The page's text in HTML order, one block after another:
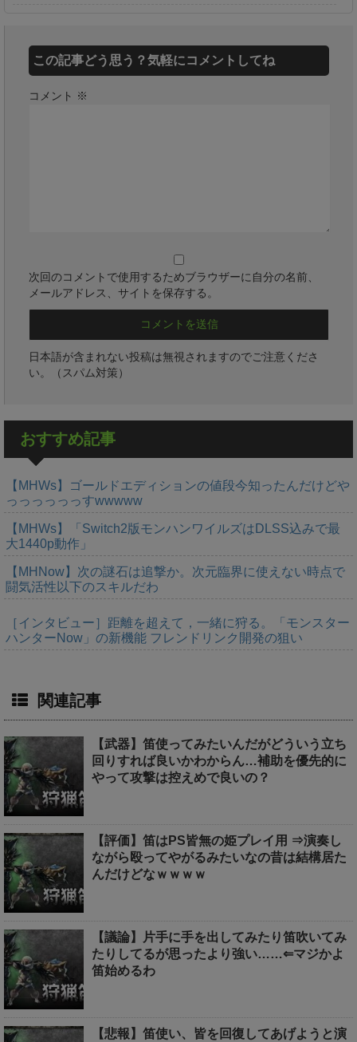
この記事どう思う？気軽にコメントしてね
コメント ※
次回のコメントで使用するためブラウザーに自分の名前、
メールアドレス、サイトを保存する。
日本語が含まれない投稿は無視されますのでご注意くださ
い。（スパム対策）
おすすめ記事
【MHWs】ゴールドエディションの値段今知ったんだけどや
っっっっっっすwwwww
【MHWs】「Switch2版モンハンワイルズはDLSS込みで最
大1440p動作」
【MHNow】次の謎石は追撃か。次元臨界に使えない時点で
闘気活性以下のスキルだわ
［インタビュー］距離を超えて，一緒に狩る。「モンスター
ハンターNow」の新機能 フレンドリンク開発の狙い
関連記事
【武器】笛使ってみたいんだがどういう立ち
回りすれば良いかわからん…補助を優先的に
やって攻撃は控えめで良いの？
【評価】笛はPS皆無の姫プレイ用 ⇒演奏し
ながら殴ってやがるみたいなの昔は結構居た
んだけどなｗｗｗｗ
【議論】片手に手を出してみたり笛吹いてみ
たりしてるが思ったより強い……⇐マジかよ
笛始めるわ
【悲報】笛使い、皆を回復してあげようと演